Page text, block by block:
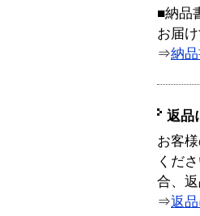
■納品
お届
⇒納
返品
お客
くだ
合、
⇒返